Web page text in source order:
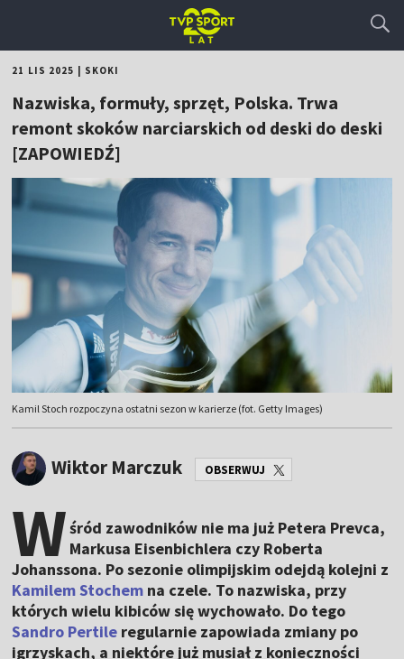
21 LIS 2025 SKOKI
Nazwiska, formuły, sprzęt, Polska. Trwa
remont skoków narciarskich od deski do deski
[ZAPOWIEDŹ]
Kamil Stoch rozpoczyna ostatni sezon w karierze (fot. Getty Images)
Wiktor Marczuk OBSERWUJ
Wśród zawodników nie ma już Petera Prevca,
Markusa Eisenbichlera czy Roberta
Johanssona. Po sezonie olimpijskim odejdą kolejni z
Kamilem Stochem na czele. To nazwiska, przy
których wielu kibiców się wychowało. Do tego
Sandro Pertile regularnie zapowiada zmiany po
igrzyskach, a niektóre już musiał z konieczności